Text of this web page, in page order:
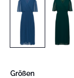
Größen